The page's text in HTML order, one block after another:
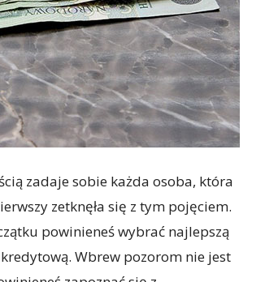
zadaje sobie każda osoba, która
zetknęła się z tym pojęciem.
powinieneś wybrać najlepszą
Wbrew pozorom nie jest